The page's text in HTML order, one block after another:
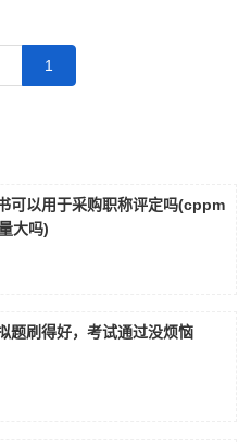
1
可以用于采购职称评定吗(cppm
大吗)
题刷得好，考试通过没烦恼